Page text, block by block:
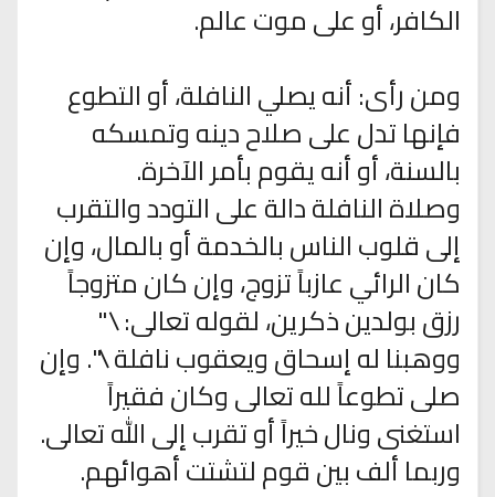
الكافر، أو على موت عالم.
ومن رأى: أنه يصلي النافلة، أو التطوع
فإنها تدل على صلاح دينه وتمسكه
بالسنة، أو أنه يقوم بأمر الآخرة.
وصلاة النافلة دالة على التودد والتقرب
إلى قلوب الناس بالخدمة أو بالمال، وإن
كان الرائي عازباً تزوج، وإن كان متزوجاً
رزق بولدين ذكرين، لقوله تعالى: \"
ووهبنا له إسحاق ويعقوب نافلة \". وإن
صلى تطوعاً لله تعالى وكان فقيراً
استغنى ونال خيراً أو تقرب إلى الله تعالى.
وربما ألف بين قوم لتشتت أهوائهم.